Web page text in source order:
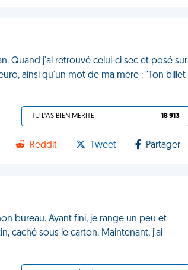
Quand j'ai retrouvé celui-ci sec et posé sur
ainsi qu'un mot de ma mère : "Ton billet
TU L'AS BIEN MÉRITÉ 18 913
Reddit Tweet Partager
bureau. Ayant fini, je range un peu et
caché sous le carton. Maintenant, j'ai